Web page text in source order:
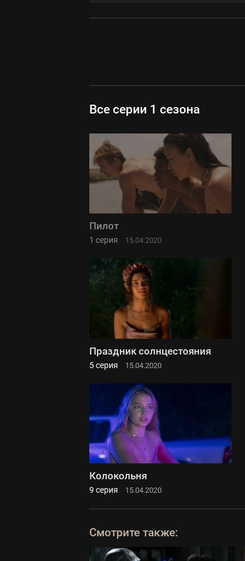
Все серии 1 сезона
Пилот
1 серия 15.04.2020
Праздник солнцестояния
5 серия 15.04.2020
Колокольня
9 серия 15.04.2020
Смотрите также: